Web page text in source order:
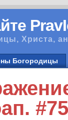
Христа,
Богородицы